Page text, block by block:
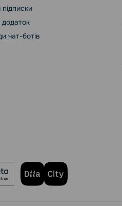
чат-ботів